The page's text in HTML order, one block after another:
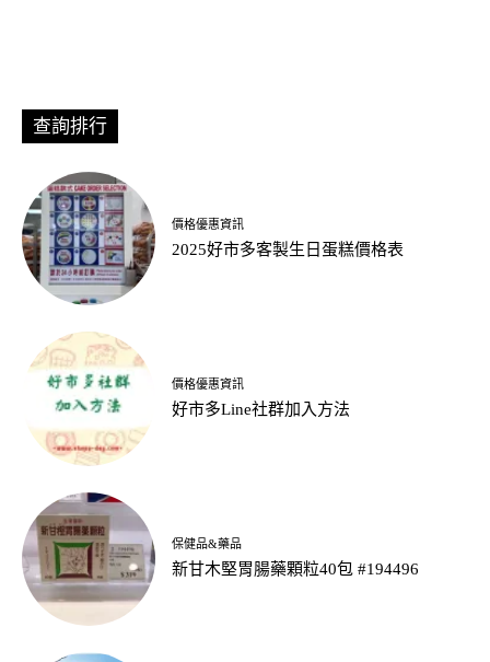
查詢排行
價格優惠資訊
2025好市多客製生日蛋糕價格表
價格優惠資訊
好市多Line社群加入方法
保健品&藥品
新甘木堅胃腸藥顆粒40包 #194496